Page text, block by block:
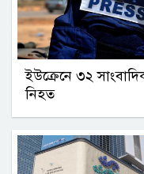
ইউক্রেনে ৩২
নিহত